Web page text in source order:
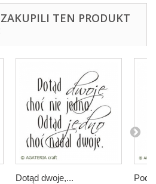
TEN PRODUKT
Dotąd dwoje,...